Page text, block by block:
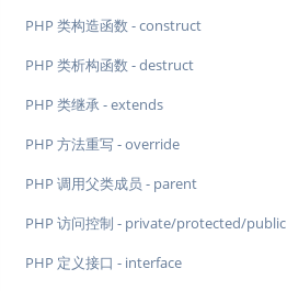
PHP 类构造函数 - construct
PHP 类析构函数 - destruct
PHP 类继承 - extends
PHP 方法重写 - override
PHP 调用父类成员 - parent
PHP 访问控制 - private/protected/public
PHP 定义接口 - interface